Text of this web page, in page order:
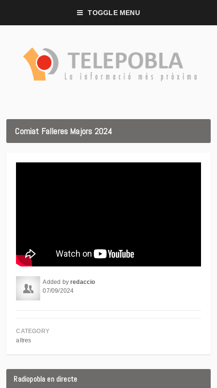
TOGGLE MENU
Comiat Falleres Majors 2024
Added byredaccio
07/09/2024
CATEGORY
altres
Radiopobla en directe